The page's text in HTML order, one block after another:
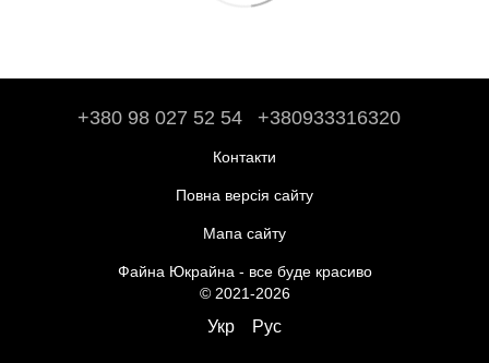
+380 98 027 52 54 +380933316320
Контакти
Повна версія сайту
Мапа сайту
Файна Юкрайна - все буде красиво
© 2021-2026
Укр Рус